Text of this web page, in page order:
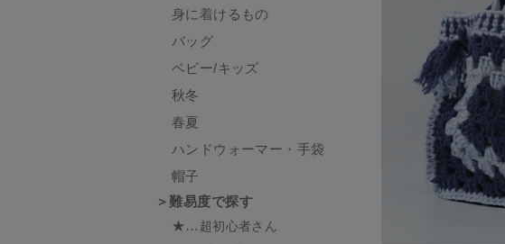
身に着けるもの
バッグ
ベビー/キッズ
秋冬
春夏
ハンドウォーマー・手袋
帽子
＞難易度で探す
★… 超初心者さん